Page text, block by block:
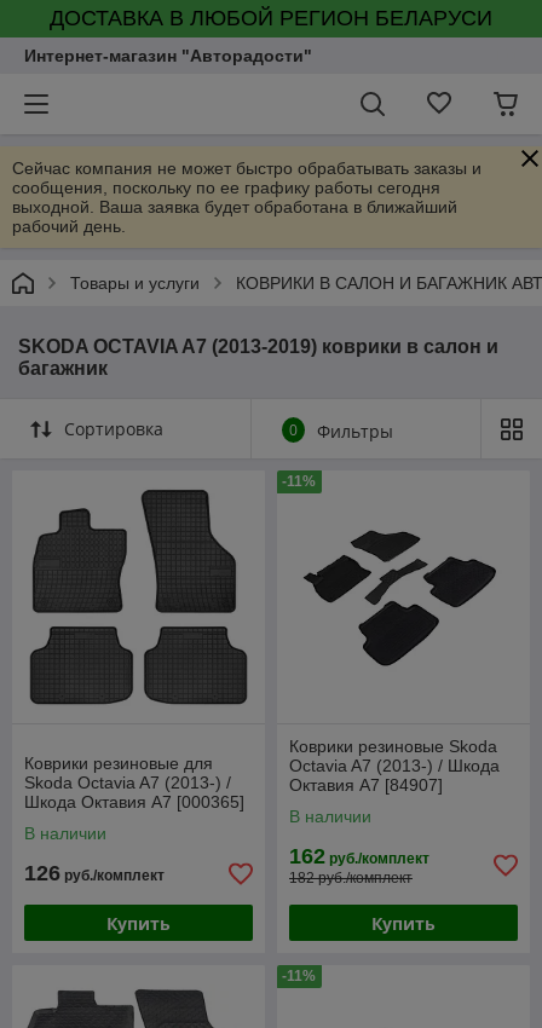
ДОСТАВКА В ЛЮБОЙ РЕГИОН БЕЛАРУСИ
Интернет-магазин "Авторадости"
Сейчас компания не может быстро обрабатывать заказы и
сообщения, поскольку по ее графику работы сегодня
выходной. Ваша заявка будет обработана в ближайший
рабочий день.
Товары и услуги КОВРИКИ В САЛОН И БАГАЖНИК
SKODA OCTAVIA A7 (2013-2019) коврики в салон и
багажник
Сортировка 0 Фильтры
Коврики резиновые для
Skoda Octavia A7 (2013-) /
Шкода Октавия А7 [000365]
В наличии
126 руб./комплект
Купить
-11%
Коврики резиновые Skoda
Octavia A7 (2013-) / Шкода
Октавия А7 [84907]
В наличии
162 руб./комплект
182 руб./комплект
Купить
-11%